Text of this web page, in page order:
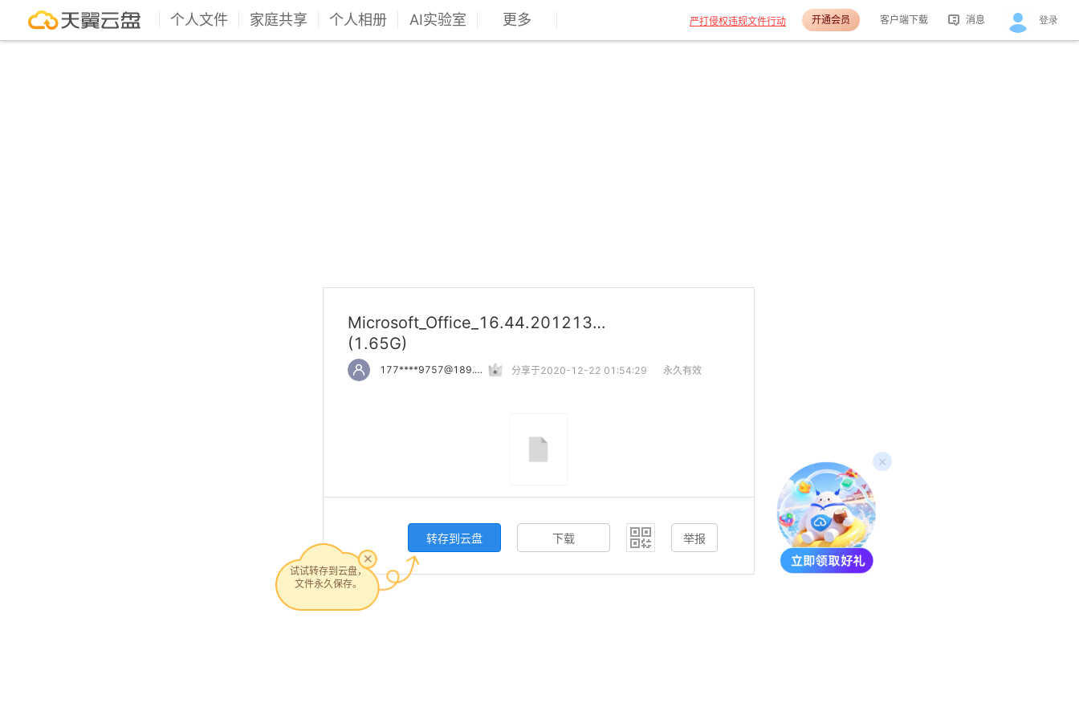
个人文件 家庭共享 个人相册 AI实验室 更多 严打侵权违规文件行动 开通会员 客户端下载 消息 登录
Microsoft_Office_16.44.20121301_Installer.pkg
(1.65G)
177****9757@189.cn 分享于2020-12-22 01:54:29 永久有效
转存到云盘
试试转存到云盘，
文件永久保存。
下载 举报